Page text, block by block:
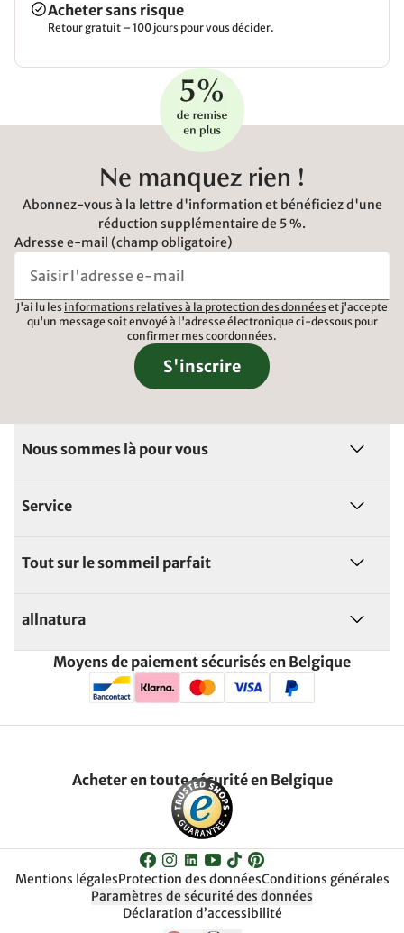
Acheter sans risque
Retour gratuit – 100 jours pour vous décider.
Ne manquez rien !
Abonnez-vous à la lettre d'information et bénéficiez d'une
réduction supplémentaire de 5 %.
Adresse e-mail (champ obligatoire)
J'ai lu les informations relatives à la protection des données et j'accepte
qu'un message soit envoyé à l'adresse électronique ci-dessous pour
confirmer mes coordonnées.
S'inscrire
Nous sommes là pour vous
Service
Tout sur le sommeil parfait
allnatura
Moyens de paiement sécurisés en Belgique
Acheter en toute sécurité en Belgique
Mentions légalesProtection des donnéesConditions générales
Paramètres de sécurité des données
Déclaration d’accessibilité